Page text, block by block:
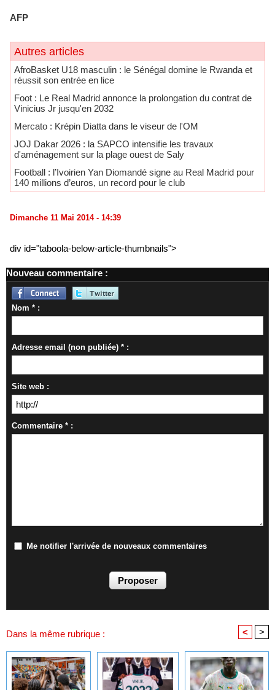
AFP
Autres articles
AfroBasket U18 masculin : le Sénégal domine le Rwanda et
réussit son entrée en lice
Foot : Le Real Madrid annonce la prolongation du contrat de
Vinicius Jr jusqu'en 2032
Mercato : Krépin Diatta dans le viseur de l'OM
JOJ Dakar 2026 : la SAPCO intensifie les travaux
d'aménagement sur la plage ouest de Saly
Football : l’Ivoirien Yan Diomandé signe au Real Madrid pour
140 millions d’euros, un record pour le club
Dimanche 11 Mai 2014 - 14:39
div id="taboola-below-article-thumbnails">
Nouveau commentaire :
Nom * :
Adresse email (non publiée) * :
Site web :
Commentaire * :
Me notifier l'arrivée de nouveaux commentaires
Dans la même rubrique : < >